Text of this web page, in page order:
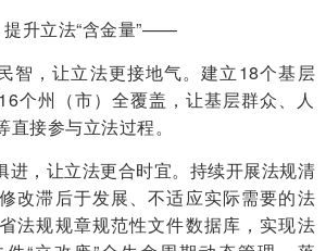
提升立法“含金量”——
智，让立法更接地气。建立18个基层
个州（市）全覆盖，让基层群众、人
接参与立法过程。
进，让立法更合时宜。持续开展法规清
改滞后于发展、不适应实际需要的法
法规规章规范性文件数据库，实现法